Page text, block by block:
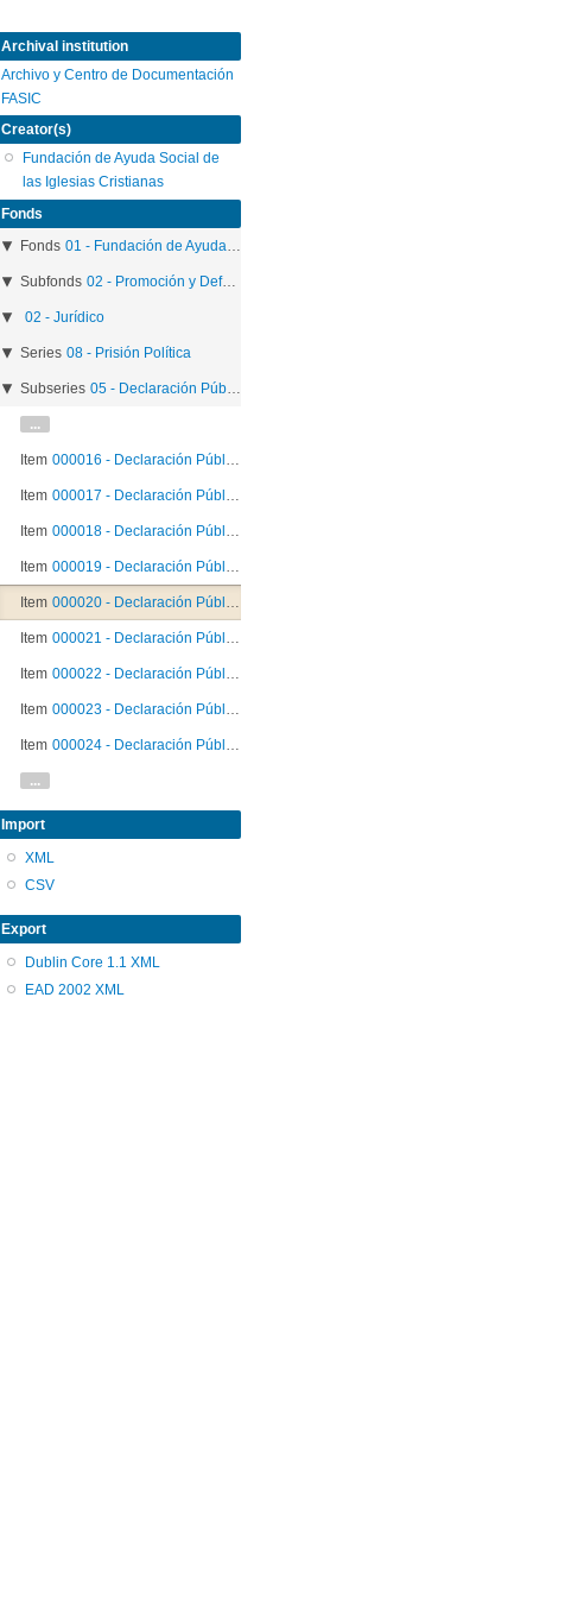
Archival institution
Archivo y Centro de Documentación
FASIC
Creator(s)
Fundación de Ayuda Social de
las Iglesias Cristianas
Fonds
Fonds 01 - Fundación de Ayuda Social de las Iglesias Cristianas
Subfonds 02 - Promoción y Defensa de los Derechos Humanos
02 - Jurídico
Series 08 - Prisión Política
Subseries 05 - Declaración Públicas
...
Item 000016 - Declaración Pública
Item 000017 - Declaración Pública
Item 000018 - Declaración Pública
Item 000019 - Declaración Pública
Item 000020 - Declaración Pública
Item 000021 - Declaración Pública
Item 000022 - Declaración Pública
Item 000023 - Declaración Pública
Item 000024 - Declaración Pública
...
Import
XML
CSV
Export
Dublin Core 1.1 XML
EAD 2002 XML